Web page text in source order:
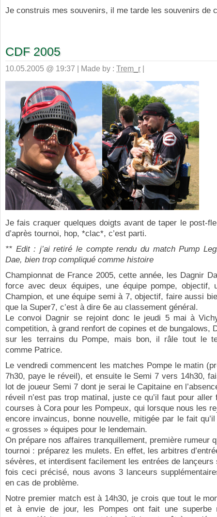
Je construis mes souvenirs, il me tarde les souvenirs de
CDF 2005
10.05.2005 @ 19:37 | Made by : Trem_r |
Je fais craquer quelques doigts avant de taper le post-
d’après tournoi, hop, *clac*, c’est parti.
** Edit : j’ai retiré le compte rendu du match Pump
Dae, bien trop compliqué comme histoire
Championnat de France 2005, cette année, les Dagnir
force avec deux équipes, une équipe pompe, objectif,
Champion, et une équipe semi à 7, objectif, faire aussi
que la Super7, c’est à dire 6e au classement général.
Le convoi Dagnir se rejoint donc le jeudi 5 mai à
competition, à grand renfort de copines et de bungalows,
sur les terrains du Pompe, mais bon, il râle tout le
comme Patrice.
Le vendredi commencent les matches Pompe le matin
7h30, paye le réveil), et ensuite le Semi 7 vers 14h30,
lot de joueur Semi 7 dont je serai le Capitaine en
réveil n’est pas trop matinal, juste ce qu’il faut pour aller
courses à Cora pour les Pompeux, qui lorsque nous les
encore invaincus, bonne nouvelle, mitigée par le fait
« grosses » équipes pour le lendemain.
On prépare nos affaires tranquillement, première rumeur
tournoi : préparez les mulets. En effet, les arbitres
sévères, et interdisent facilement les entrées de lançeurs
fois ceci précisé, nous avons 3 lanceurs
en cas de problème.
Notre premier match est à 14h30, je crois que tout le
et à envie de jour, les Pompes ont fait une superbe